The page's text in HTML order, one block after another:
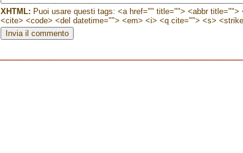
XHTML: Puoi usare questi tags: <a href="" title=""> <abbr
<cite> <code> <del datetime=""> <em> <i> <q cite=""> <s>